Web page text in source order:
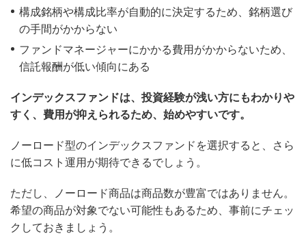
構成銘柄や構成比率が自動的に決定するため、銘柄選び
の手間がかからない
ファンドマネージャーにかかる費用がかからないため、
信託報酬が低い傾向にある
インデックスファンドは、投資経験が浅い方にもわかりや
すく、費用が抑えられるため、始めやすいです。
ノーロード型のインデックスファンドを選択すると、さら
に低コスト運用が期待できるでしょう。
ただし、ノーロード商品は商品数が豊富ではありません。
希望の商品が対象でない可能性もあるため、事前にチェッ
クしておきましょう。